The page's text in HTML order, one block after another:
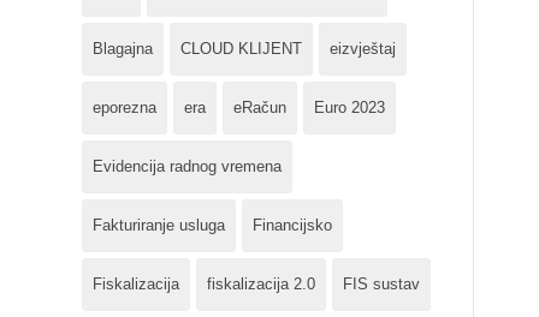
Blagajna CLOUD KLIJENT eizvještaj
eporezna era eRačun Euro 2023
Evidencija radnog vremena
Fakturiranje usluga Financijsko
Fiskalizacija fiskalizacija 2.0 FIS sustav